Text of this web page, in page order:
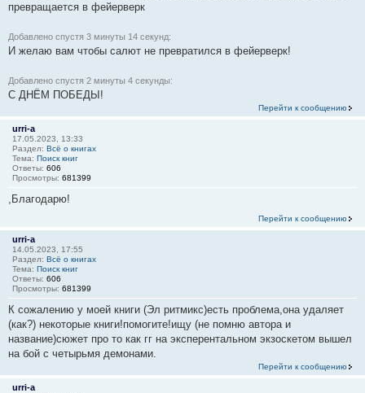
превращается в фейерверк
Добавлено спустя 3 минуты 14 секунд:
И желаю вам чтобы салют не превратился в фейерверк!
Добавлено спустя 2 минуты 4 секунды:
С ДНЁМ ПОБЕДЫ!
Перейти к сообщению
urri-a
17.05.2023, 13:33
Раздел: Всё о книгах
Тема: Поиск книг
Ответы: 606
Просмотры: 681399
,Благодарю!
Перейти к сообщению
urri-a
14.05.2023, 17:55
Раздел: Всё о книгах
Тема: Поиск книг
Ответы: 606
Просмотры: 681399
К сожалению у моей книги (Эл ритмикс)есть проблема,она удаляет
(как?) некоторые книги!помогите!ищу (не помню автора и
название)сюжет про то как гг на эксперентальном экзоскетом вышел
на бой с четырьмя демонами.
Перейти к сообщению
urri-a